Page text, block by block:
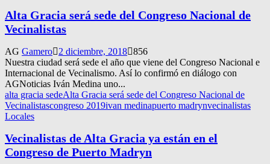
Alta Gracia será sede del Congreso Nacional de
Vecinalistas
AG Gamero 2 diciembre, 2018 856
Nuestra ciudad será sede el año que viene del Congreso Nacional e
Internacional de Vecinalismo. Así lo confirmó en diálogo con
AGNoticias Iván Medina uno...
alta gracia sedeAlta Gracia será sede del Congreso Nacional de
Vecinalistascongreso 2019ivan medinapuerto madrynvecinalistas
Locales
Vecinalistas de Alta Gracia ya están en el
Congreso de Puerto Madryn